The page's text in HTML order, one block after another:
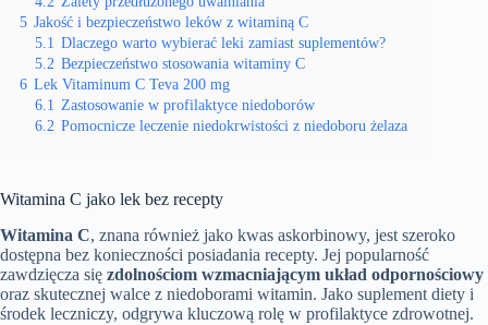
5 Jakość i bezpieczeństwo leków z witaminą C
5.1 Dlaczego warto wybierać leki zamiast suplementów?
5.2 Bezpieczeństwo stosowania witaminy C
6 Lek Vitaminum C Teva 200 mg
6.1 Zastosowanie w profilaktyce niedoborów
6.2 Pomocnicze leczenie niedokrwistości z niedoboru żelaza
Witamina C jako lek bez recepty
Witamina C, znana również jako kwas askorbinowy, jest szeroko
dostępna bez konieczności posiadania recepty. Jej popularność
zawdzięcza się zdolnościom wzmacniającym układ odpornościowy
oraz skutecznej walce z niedoborami witamin. Jako suplement diety i
środek leczniczy, odgrywa kluczową rolę w profilaktyce zdrowotnej.